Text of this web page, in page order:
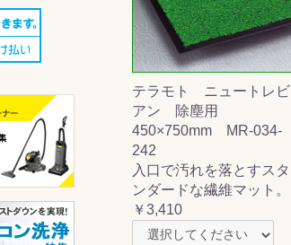
テラモト ニュートレビ
アン 除塵用
450×750mm MR-034-
242
入口で汚れを落とすスタ
ンダードな繊維マット。
￥3,410